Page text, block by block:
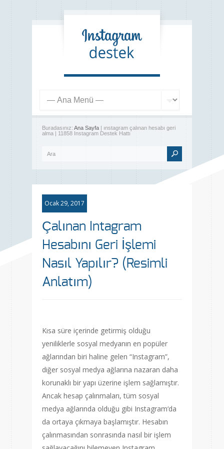
Buradasınız: Ana Sayfa | ınstagram çalınan hesabı geri
alma | 11858 Instagram Destek Hattı
Ocak 29, 2017
Çalınan Intagram
Hesabını Geri İşlemi
Nasıl Yapılır? (Resimli
Anlatım)
Kısa süre içerinde getirmiş olduğu
yeniliklerle sosyal medyanın en popüler
ağlarından biri haline gelen “Instagram”,
diğer sosyal medya ağlarına nazaran daha
korunaklı bir yapı üzerine işlem sağlamıştır.
Ancak hesap çalınmaları, tüm sosyal
medya ağlarında olduğu gibi Instagram‘da
da ortaya çıkmaya başlamıştır. Hesabın
çalınmasından sonrasında nasıl bir işlem